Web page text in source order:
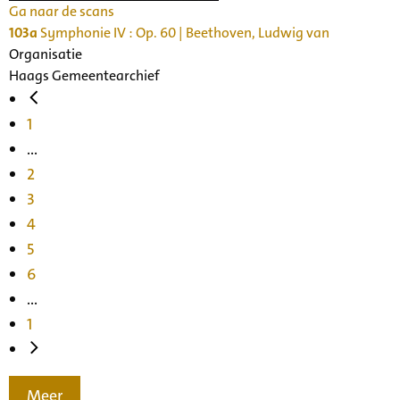
Ga naar de scans
103a Symphonie IV : Op. 60 | Beethoven, Ludwig van
Organisatie
Haags Gemeentearchief
1
...
2
3
4
5
6
...
1
Meer